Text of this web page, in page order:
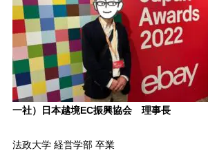
一社）日本越境EC振興協会 理事長
法政大学 経営学部 卒業